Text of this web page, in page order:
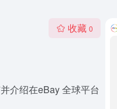
收藏 0
介绍在eBay 全球平台